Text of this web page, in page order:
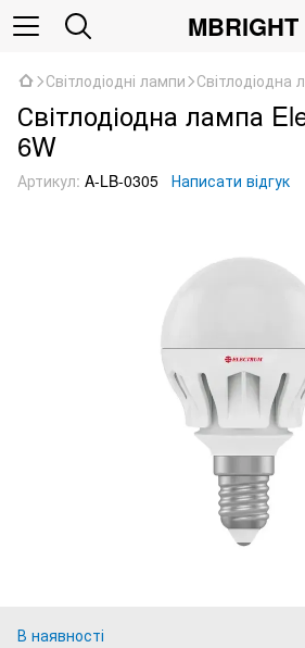
MBRIGHT
Світлодіодні лампи Світлодіодна
Світлодіодна лампа
6W
Артикул: A-LB-0305 Написати відгук
В наявності